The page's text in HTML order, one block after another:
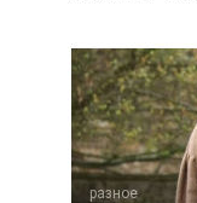
разное